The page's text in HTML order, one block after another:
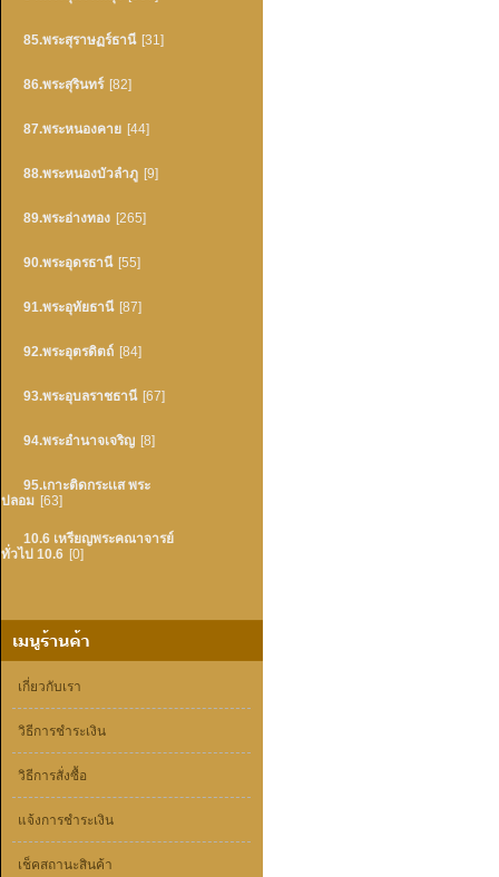
85.พระสุราษฏร์ธานี [31]
86.พระสุรินทร์ [82]
87.พระหนองคาย [44]
88.พระหนองบัวลำภู [9]
89.พระอ่างทอง [265]
90.พระอุดรธานี [55]
91.พระอุทัยธานี [87]
92.พระอุตรดิตถ์ [84]
93.พระอุบลราชธานี [67]
94.พระอำนาจเจริญ [8]
95.เกาะติดกระเเส พระ
ปลอม [63]
10.6 เหรียญพระคณาจารย์
ทั่วไป 10.6 [0]
เกี่ยวกับเรา
วิธีการชำระเงิน
วิธีการสั่งซื้อ
แจ้งการชำระเงิน
เช็คสถานะสินค้า